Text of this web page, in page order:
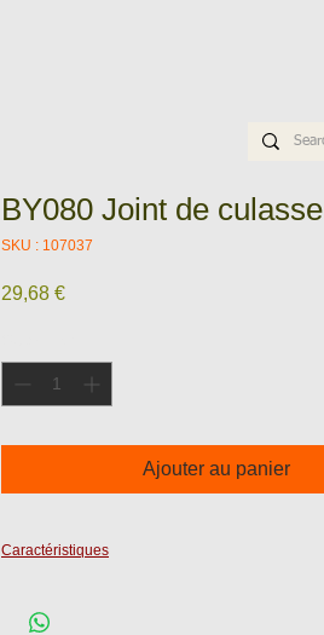
BY080 Joint de culasse
SKU : 107037
29,68 €Prix
Ajouter au panier
Caractéristiques